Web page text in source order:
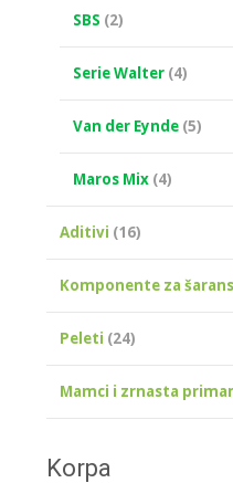
SBS (2)
Serie Walter (4)
Van der Eynde (5)
Maros Mix (4)
Aditivi (16)
Komponente za
Peleti (24)
Mamci i zrnasta
Korpa